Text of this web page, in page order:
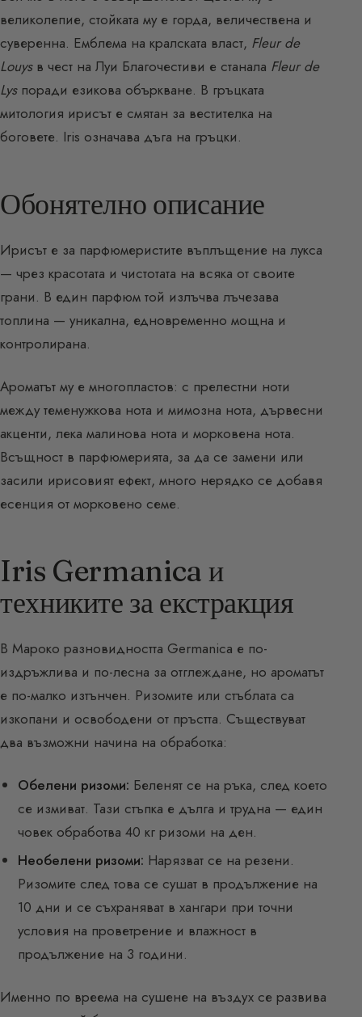
великолепие, стойката му е горда, величествена и
суверенна. Емблема на кралската власт, Fleur de
Louysв чест на Луи Благочестиви е станала Fleur de
Lysпоради езикова объркване. В гръцката
митология ирисът е смятан за вестителка на
боговете. Iris означава дъга на гръцки.
Обонятелно описание
Ирисът е за парфюмеристите въплъщение на лукса
— чрез красотата и чистотата на всяка от своите
грани. В един парфюм той излъчва лъчезава
топлина — уникална, едновременно мощна и
контролирана.
Ароматът му е многопластов: с прелестни ноти
между теменужкова нота и мимозна нота, дървесни
акценти, лека малинова нота и морковена нота.
Всъщност в парфюмерията, за да се замени или
засили ирисовият ефект, много нерядко се добавя
есенция от морковено семе.
Iris Germanica и
техниките за екстракция
В Мароко разновидността Germanica е по-
издръжлива и по-лесна за отглеждане, но ароматът
е по-малко изтънчен. Ризомите или стъблата са
изкопани и освободени от пръстта. Съществуват
два възможни начина на обработка:
Обелени ризоми: Беленят се на ръка, след което
се измиват. Тази стъпка е дълга и трудна — един
човек обработва 40 кг ризоми на ден.
Необелени ризоми: Нарязват се на резени.
Ризомите след това се сушат в продължение на
10 дни и се съхраняват в хангари при точни
условия на проветрение и влажност в
продължение на 3 години.
Именно по вреема на сушене на въздух се развива